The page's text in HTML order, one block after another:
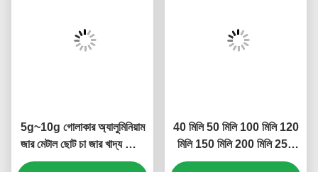
অ্যালুমিনিয়াম প্রসাধনী জার অ্যালুমিনিয়াম স্ক্রু ক্যাপ জার